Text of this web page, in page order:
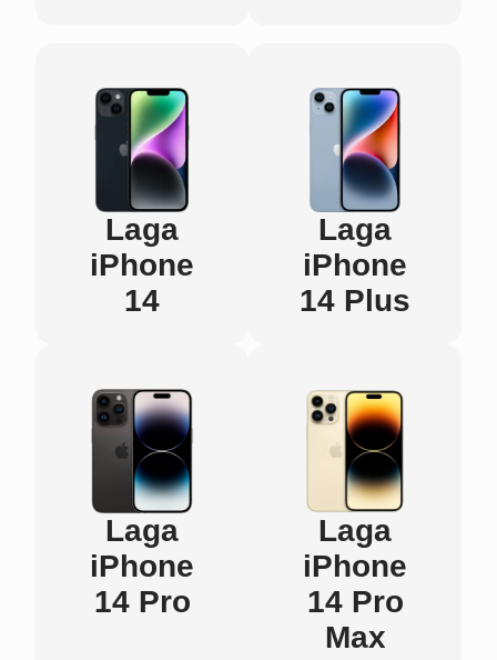
Laga
iPhone
14
Laga
iPhone
14 Plus
Laga
iPhone
14 Pro
Laga
iPhone
14 Pro
Max